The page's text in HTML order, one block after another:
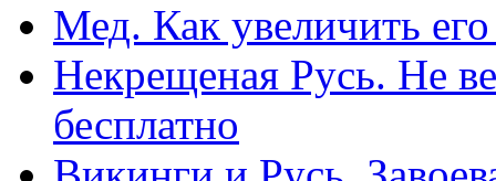
Мед. Как увеличить
Некрещеная Русь. Не
бесплатно